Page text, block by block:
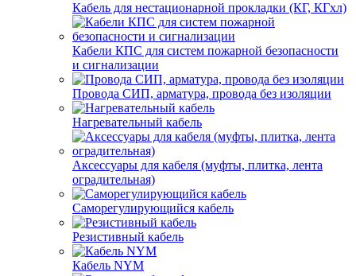
Кабель для нестационарной прокладки (КГ, КГхл)
Кабели КПС для систем пожарной безопасности
и сигнализации
Провода СИП, арматура, провода без изоляции
Нагревательный кабель
Аксессуары для кабеля (муфты, плитка, лента
оградительная)
Саморегулирующийся кабель
Резистивный кабель
Кабель NYM